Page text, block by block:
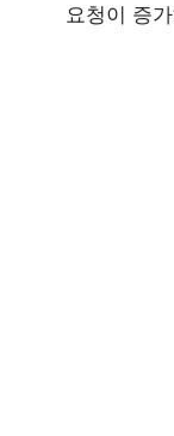
요청이 증